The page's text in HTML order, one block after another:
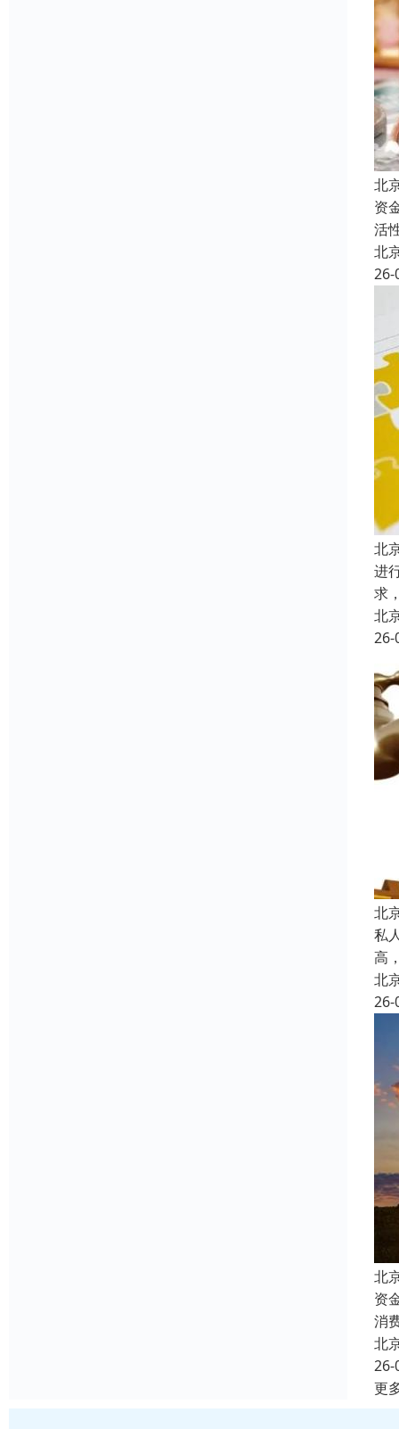
北
资
活
北
26-
北
进
求
北
26-
北
私
高
北
26-
北
资
消
北
26-
更